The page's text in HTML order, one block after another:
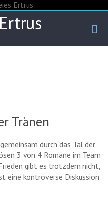
Tränen
durch das Tal der
3 von 4 Romane im Team
gibt es trotzdem nicht,
eine kontroverse Diskussion